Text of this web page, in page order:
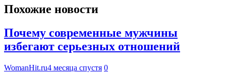
Похожие новости
Почему современные мужчины
избегают серьезных отношений
WomanHit.ru4 месяца спустя 0